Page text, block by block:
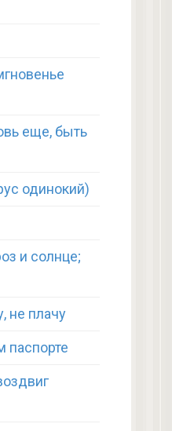
еще, быть
одинокий)
и солнце;
не плачу
паспорте